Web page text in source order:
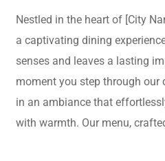
Nestled in the heart of [City
a captivating dining
senses and leaves a lasting
moment you step through our
in an ambiance that
with warmth. Our menu,